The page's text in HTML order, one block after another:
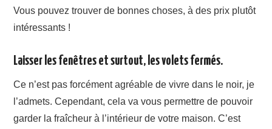
Vous pouvez trouver de bonnes choses, à des prix plutôt
intéressants !
Laisser les fenêtres et surtout, les volets fermés.
Ce n’est pas forcément agréable de vivre dans le noir, je
l’admets. Cependant, cela va vous permettre de pouvoir
garder la fraîcheur à l’intérieur de votre maison. C’est